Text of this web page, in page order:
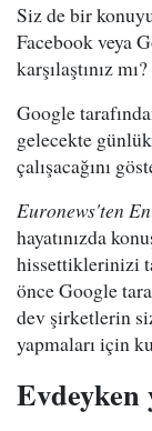
Siz de bir
Facebook veya
karşılaştınız mı?
Google
gelecekte
çalışacağını
Euronews'ten
hayatınızda
hissettiklerinizi
önce Google
dev şirketlerin
yapmaları için
Evdeyken